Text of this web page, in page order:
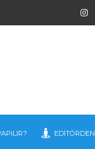
EDITÖRDEN